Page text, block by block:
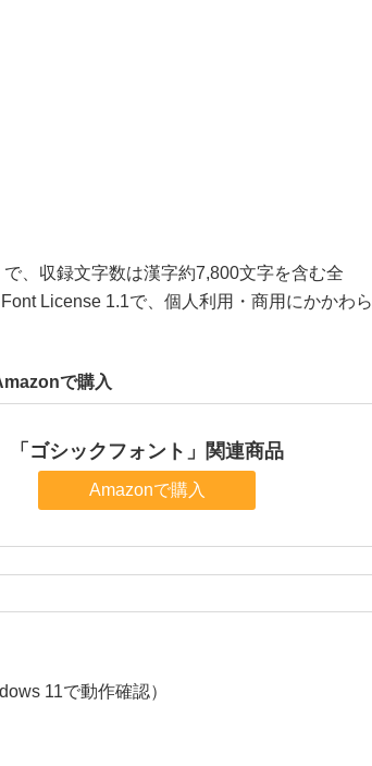
、収録文字数は漢字約7,800文字を含む全
License 1.1で、個人利用・商用にかかわら
で購入
「ゴシックフォント」関連商品
Amazonで購入
11で動作確認）